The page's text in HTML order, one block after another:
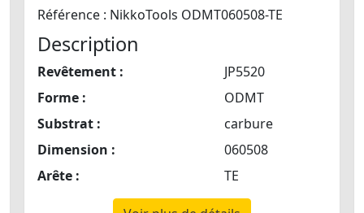
Référence : NikkoTools ODMT060508-TE
Description
Revêtement :
JP5520
Forme :
ODMT
Substrat :
carbure
Dimension :
060508
Arête :
TE